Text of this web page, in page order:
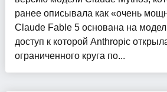
ранее описывала как «очень
Claude Fable 5 основана на
доступ к которой Anthropic
ограниченного круга по...